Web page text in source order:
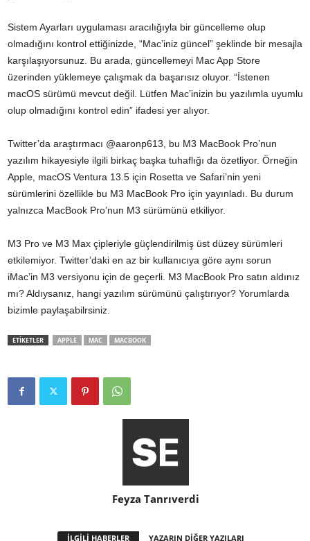
Sistem Ayarları uygulaması aracılığıyla bir güncelleme olup
olmadığını kontrol ettiğinizde, “Mac’iniz güncel” şeklinde bir mesajla
karşılaşıyorsunuz. Bu arada, güncellemeyi Mac App Store
üzerinden yüklemeye çalışmak da başarısız oluyor. “İstenen
macOS sürümü mevcut değil. Lütfen Mac’inizin bu yazılımla uyumlu
olup olmadığını kontrol edin” ifadesi yer alıyor.
Twitter’da araştırmacı @aaronp613, bu M3 MacBook Pro’nun
yazılım hikayesiyle ilgili birkaç başka tuhaflığı da özetliyor. Örneğin
Apple, macOS Ventura 13.5 için Rosetta ve Safari’nin yeni
sürümlerini özellikle bu M3 MacBook Pro için yayınladı. Bu durum
yalnızca MacBook Pro’nun M3 sürümünü etkiliyor.
M3 Pro ve M3 Max çipleriyle güçlendirilmiş üst düzey sürümleri
etkilemiyor. Twitter’daki en az bir kullanıcıya göre aynı sorun
iMac’in M3 versiyonu için de geçerli. M3 MacBook Pro satın aldınız
mı? Aldıysanız, hangi yazılım sürümünü çalıştırıyor? Yorumlarda
bizimle paylaşabilrsiniz.
ETİKETLER APPLE MAC MACBOOK
Feyza Tanrıverdi
İLGİLİ HABERLER YAZARIN DİĞER YAZILARI